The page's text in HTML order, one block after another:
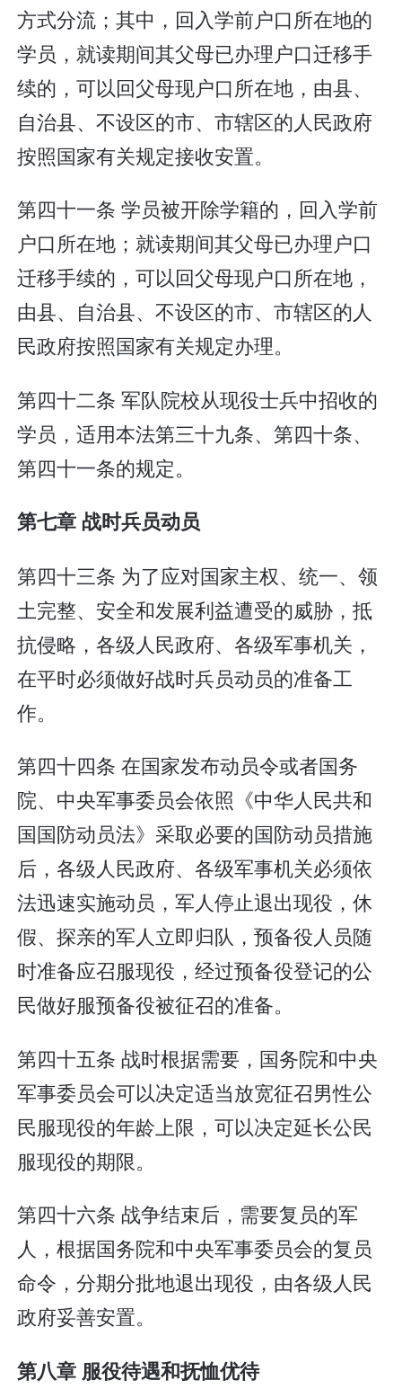
方式分流；其中，回入学前户口所在地的
学员，就读期间其父母已办理户口迁移手
续的，可以回父母现户口所在地，由县、
自治县、不设区的市、市辖区的人民政府
按照国家有关规定接收安置。
第四十一条 学员被开除学籍的，回入学前
户口所在地；就读期间其父母已办理户口
迁移手续的，可以回父母现户口所在地，
由县、自治县、不设区的市、市辖区的人
民政府按照国家有关规定办理。
第四十二条 军队院校从现役士兵中招收的
学员，适用本法第三十九条、第四十条、
第四十一条的规定。
第七章 战时兵员动员
第四十三条 为了应对国家主权、统一、领
土完整、安全和发展利益遭受的威胁，抵
抗侵略，各级人民政府、各级军事机关，
在平时必须做好战时兵员动员的准备工
作。
第四十四条 在国家发布动员令或者国务
院、中央军事委员会依照《中华人民共和
国国防动员法》采取必要的国防动员措施
后，各级人民政府、各级军事机关必须依
法迅速实施动员，军人停止退出现役，休
假、探亲的军人立即归队，预备役人员随
时准备应召服现役，经过预备役登记的公
民做好服预备役被征召的准备。
第四十五条 战时根据需要，国务院和中央
军事委员会可以决定适当放宽征召男性公
民服现役的年龄上限，可以决定延长公民
服现役的期限。
第四十六条 战争结束后，需要复员的军
人，根据国务院和中央军事委员会的复员
命令，分期分批地退出现役，由各级人民
政府妥善安置。
第八章 服役待遇和抚恤优待